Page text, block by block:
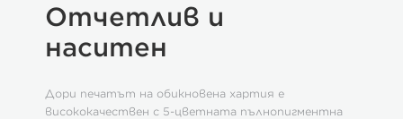
Отчетлив и
наситен
Дори печатът на обикновена хартия е
висококачествен с 5-цветната пълнопигментна